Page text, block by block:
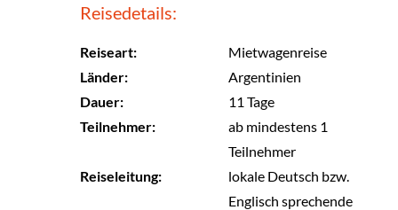
Reisedetails:
Reiseart:
Mietwagenreise
Länder:
Argentinien
Dauer:
11 Tage
Teilnehmer:
ab mindestens 1
Teilnehmer
Reiseleitung:
lokale Deutsch bzw.
Englisch sprechende